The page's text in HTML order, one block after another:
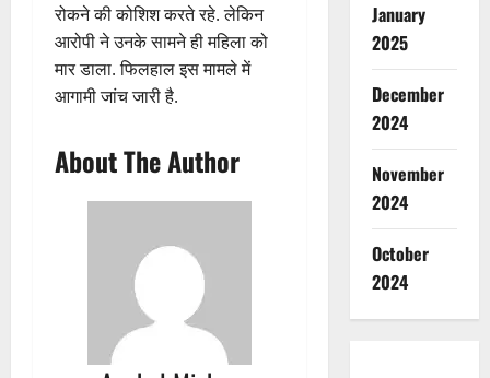
रोकने की कोशिश करते रहे. लेकिन
आरोपी ने उनके सामने ही महिला को
मार डाला. फिलहाल इस मामले में
आगामी जांच जारी है.
About The Author
January
2025
December
2024
November
2024
October
2024